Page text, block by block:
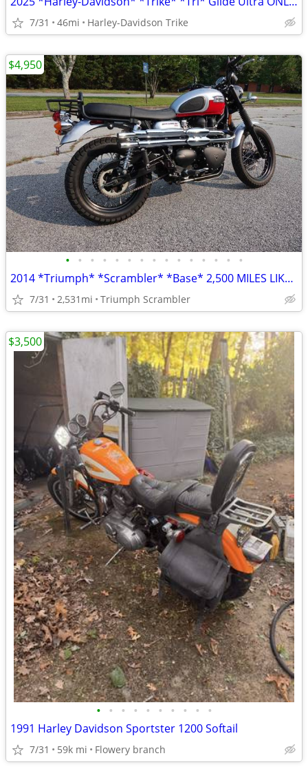
7/31 46mi Harley-Davidson Trike
• • • • • • • • • • • • • • •
2014 *Triumph* *Scrambler* *Base* 2,500 MILES LIKE NEW
7/31 2,531mi Triumph Scrambler
$4,950
• • • • • • • • • •
1991 Harley Davidson Sportster 1200 Softail
7/31 59k mi Flowery branch
$3,500